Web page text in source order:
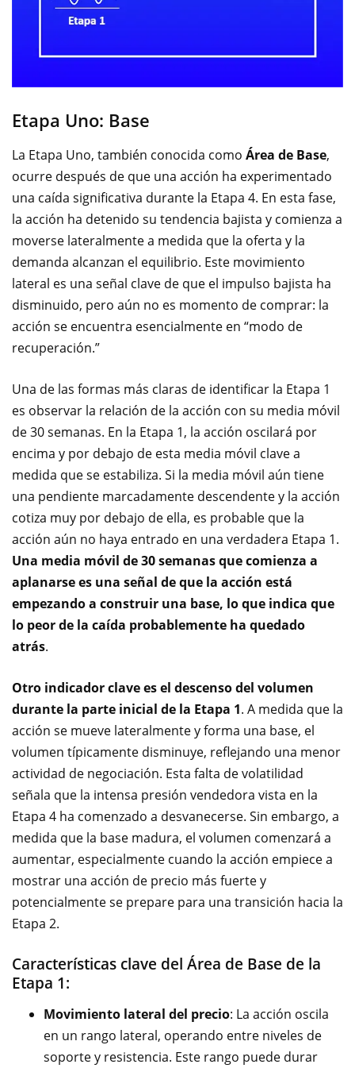
Etapa Uno: Base
La Etapa Uno, también conocida como Área de Base,
ocurre después de que una acción ha experimentado
una caída significativa durante la Etapa 4. En esta fase,
la acción ha detenido su tendencia bajista y comienza a
moverse lateralmente a medida que la oferta y la
demanda alcanzan el equilibrio. Este movimiento
lateral es una señal clave de que el impulso bajista ha
disminuido, pero aún no es momento de comprar: la
acción se encuentra esencialmente en “modo de
recuperación.”
Una de las formas más claras de identificar la Etapa 1
es observar la relación de la acción con su media móvil
de 30 semanas. En la Etapa 1, la acción oscilará por
encima y por debajo de esta media móvil clave a
medida que se estabiliza. Si la media móvil aún tiene
una pendiente marcadamente descendente y la acción
cotiza muy por debajo de ella, es probable que la
acción aún no haya entrado en una verdadera Etapa 1.
Una media móvil de 30 semanas que comienza a
aplanarse es una señal de que la acción está
empezando a construir una base, lo que indica que
lo peor de la caída probablemente ha quedado
atrás.
Otro indicador clave es el descenso del volumen
durante la parte inicial de la Etapa 1. A medida que la
acción se mueve lateralmente y forma una base, el
volumen típicamente disminuye, reflejando una menor
actividad de negociación. Esta falta de volatilidad
señala que la intensa presión vendedora vista en la
Etapa 4 ha comenzado a desvanecerse. Sin embargo, a
medida que la base madura, el volumen comenzará a
aumentar, especialmente cuando la acción empiece a
mostrar una acción de precio más fuerte y
potencialmente se prepare para una transición hacia la
Etapa 2.
Características clave del Área de Base de la
Etapa 1:
Movimiento lateral del precio: La acción oscila
en un rango lateral, operando entre niveles de
soporte y resistencia. Este rango puede durar